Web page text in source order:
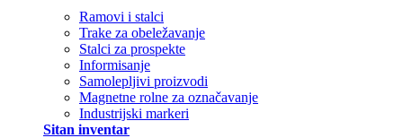
Ramovi i stalci
Trake za obeležavanje
Stalci za prospekte
Informisanje
Samolepljivi proizvodi
Magnetne rolne za označavanje
Industrijski markeri
Sitan inventar